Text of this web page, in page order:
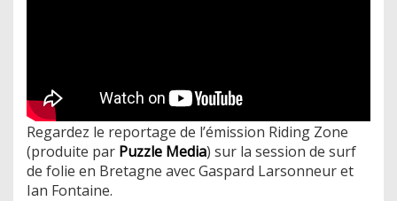
Regardez le reportage de l’émission Riding Zone
(produite par Puzzle Media) sur la session de surf
de folie en Bretagne avec Gaspard Larsonneur et
Ian Fontaine.